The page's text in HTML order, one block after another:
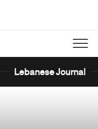
Lebanese Journal